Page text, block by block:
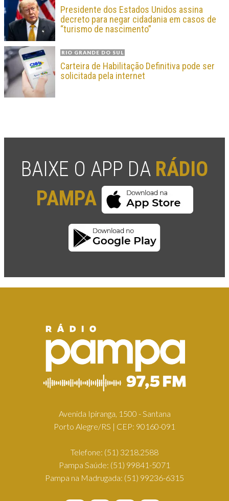
Presidente dos Estados Unidos assina
decreto para negar cidadania em casos de
“turismo de nascimento”
RIO GRANDE DO SUL
Carteira de Habilitação Definitiva pode ser
solicitada pela internet
BAIXE O APP DA RÁDIO
PAMPA
Avenida Ipiranga, 1500 - Santana
Porto Alegre/RS | CEP: 90160-091
Telefone: (51) 3218.2588
Pampa Saúde: (51) 99841-5071
Pampa na Madrugada: (51) 99236-6315